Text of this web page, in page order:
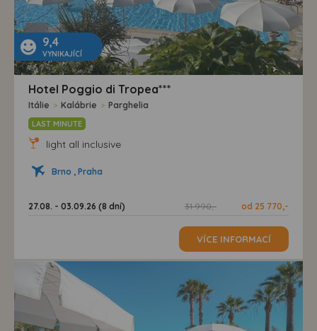
9,4
VYNIKAJÍCÍ
Hotel Poggio di Tropea***
Itálie > Kalábrie > Parghelia
LAST MINUTE
light all inclusive
Brno , Praha
27.08. - 03.09.26 (8 dní) 31 990,- od 25 770,-
VÍCE INFORMACÍ